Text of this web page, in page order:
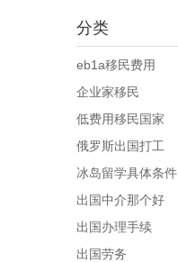
分类
eb1a移民费用
企业家移民
低费用移民国家
俄罗斯出国打工
冰岛留学具体条件
出国中介那个好
出国办理手续
出国劳务